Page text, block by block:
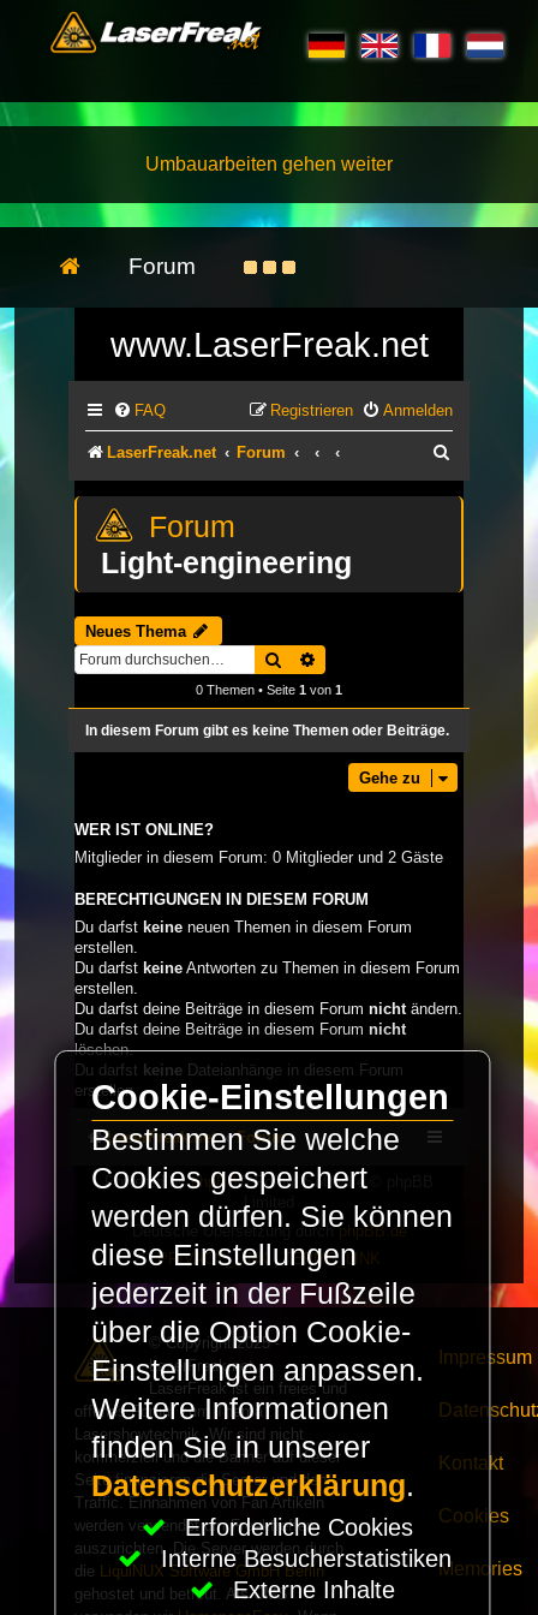
Umbauarbeiten gehen weiter
Forum
www.LaserFreak.net
FAQ Anmelden
Registrieren
LaserFreak.net Forum
Light-engineering
Neues Thema
Suche
0 Themen • Seite 1 von 1
In diesem Forum gibt es keine Themen oder Beiträge.
Gehe zu
WER IST ONLINE?
Mitglieder in diesem Forum: 0 Mitglieder und 2 Gäste
BERECHTIGUNGEN IN DIESEM FORUM
Du darfst keine neuen Themen in diesem Forum
erstellen.
Du darfst keine Antworten zu Themen in diesem Forum
erstellen.
Du darfst deine Beiträge in diesem Forum nicht ändern.
Du darfst deine Beiträge in diesem Forum nicht
löschen.
Du darfst keine Dateianhänge in diesem Forum
erstellen.
LaserFreak.net Forum
Powered byphpBB® Forum Software © phpBB
Limited
Deutsche Übersetzung durchphpBB.de
PRIVACY_LINK |TERMS_LINK
© Copyright 2025 -
LaserFreak.net
LaserFreak ist ein freies und
offenes Forum zum Thema
Lasershowtechnik. Wir sind nicht
kommerziell und die Banner auf dieser
Seite finanzieren die Server und den
Traffic. Einnahmen von Fan Artikeln
werden verwendet um Freaktreffen
auszurichten. Die Server werden durch
die
LiquiNUX Software GmbH Berlin
gehostet und betreut. Als CMS
Impressum
Kontakt
Cookies
Memories
Cookie-Einstellungen
Bestimmen Sie welche
Cookies gespeichert
werden dürfen. Sie können
diese Einstellungen
jederzeit in der Fußzeile
über die Option Cookie-
Einstellungen anpassen.
Weitere Informationen
finden Sie in unserer
Datenschutzerklärung.
Erforderliche Cookies
Interne Besucherstatistiken
Externe Inhalte